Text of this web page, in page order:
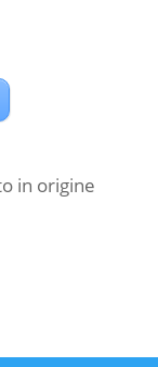
in origine